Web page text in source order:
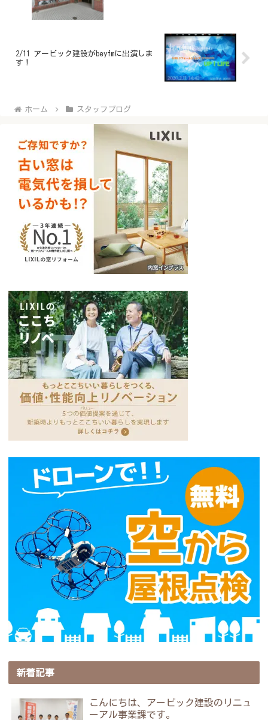
2/11 アービック建設がbeyfmに出演しま
す！
ホーム スタッフブログ
新着記事
こんにちは、アービック建設のリニュ
ーアル事業課です。